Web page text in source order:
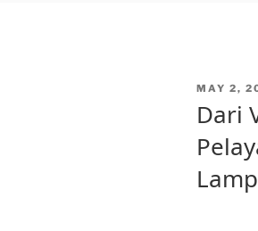
POSTED
MAY 2,
Dari